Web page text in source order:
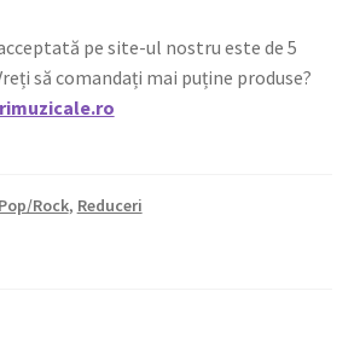
pe site-ul nostru este de 5
să comandați mai puține produse?
Pop/Rock, Reduceri